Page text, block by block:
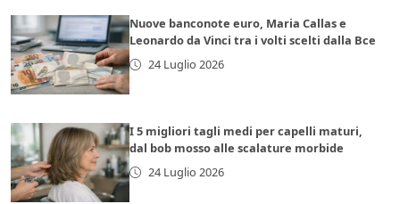
Nuove banconote euro, Maria Callas e
Leonardo da Vinci tra i volti scelti dalla Bce
24 Luglio 2026
I 5 migliori tagli medi per capelli maturi,
dal bob mosso alle scalature morbide
24 Luglio 2026